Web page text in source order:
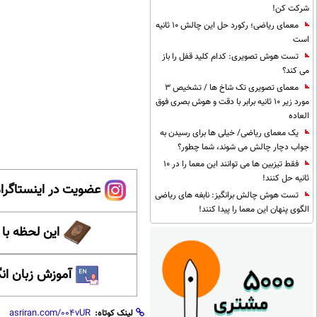
شرکت کن!
معمای ریاضی؛ رکورد حل این چالش 10 ثانیه
است
تست هوش تصویری: کدام کلید قفل را باز
می کند؟
معمای تصویری تک شاخ ها / تشخیص 3
مورد زیر 10 ثانیه برابر با دقت و هوش بصری فوق
العاده
یک معمای ریاضی/ خیلی ها برای رسیدن به
جواب دچار چالش می شوند، شما چطور؟
فقط تیزبین ها می توانند این معما را در 10
ثانیه حل کنند!
تست هوش چالش برانگیز: نابغه های ریاضی
الگوی پنهان این معما را پیدا کنند!
عضویت در
این لحظه
آموزش زبان
لینک کوتاه: